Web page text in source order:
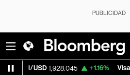
PUBLICIDAD
1,928.045 +1.16% Visa 370.47